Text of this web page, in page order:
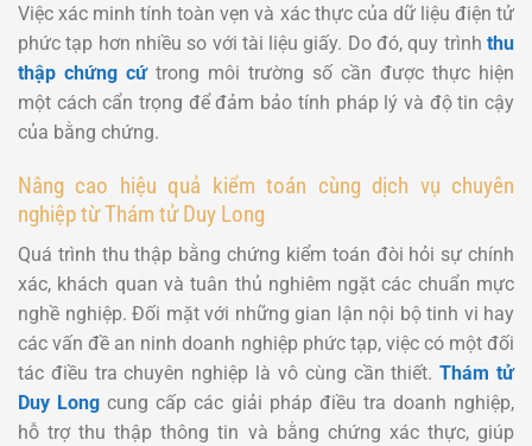
Việc xác minh tính toàn vẹn và xác thực của dữ liệu điện tử
phức tạp hơn nhiều so với tài liệu giấy. Do đó, quy trình thu
thập chứng cứtrong môi trường số cần được thực hiện
một cách cẩn trọng để đảm bảo tính pháp lý và độ tin cậy
của bằng chứng.
Nâng cao hiệu quả kiểm toán cùng dịch vụ chuyên
nghiệp từ Thám tử Duy Long
Quá trình thu thập bằng chứng kiểm toán đòi hỏi sự chính
xác, khách quan và tuân thủ nghiêm ngặt các chuẩn mực
nghề nghiệp. Đối mặt với những gian lận nội bộ tinh vi hay
các vấn đề an ninh doanh nghiệp phức tạp, việc có một đối
tác điều tra chuyên nghiệp là vô cùng cần thiết.Thám tử
Duy Long cung cấp các giải pháp điều tra doanh nghiệp,
hỗ trợ thu thập thông tin và bằng chứng xác thực, giúp